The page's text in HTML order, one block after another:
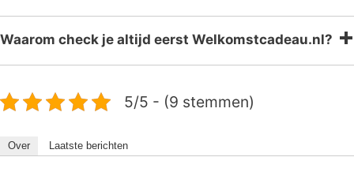
Waarom check je altijd eerst Welkomstcadeau.nl?
5/5 - (9 stemmen)
Over Laatste berichten